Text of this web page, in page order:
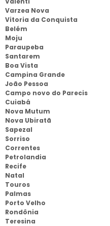
Varzea Nova
Vitoria da Conquista
Belém
Moju
Paraupeba
Santarem
Boa Vista
Campina Grande
João Pessoa
Campo novo do Parecis
Cuiabá
Nova Mutum
Nova Ubiratã
Sapezal
Sorriso
Correntes
Petrolandia
Recife
Natal
Touros
Palmas
Porto Velho
Rondônia
Teresina